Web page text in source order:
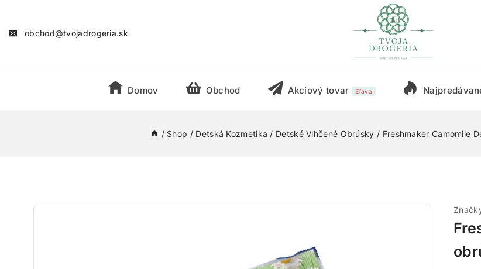
obchod@tvojadrogeria.sk
Domov Obchod Akciový tovar Zľava
/ Shop / Detská Kozmetika / Detské Vlhčené Obrúsky / Freshmaker Camomile